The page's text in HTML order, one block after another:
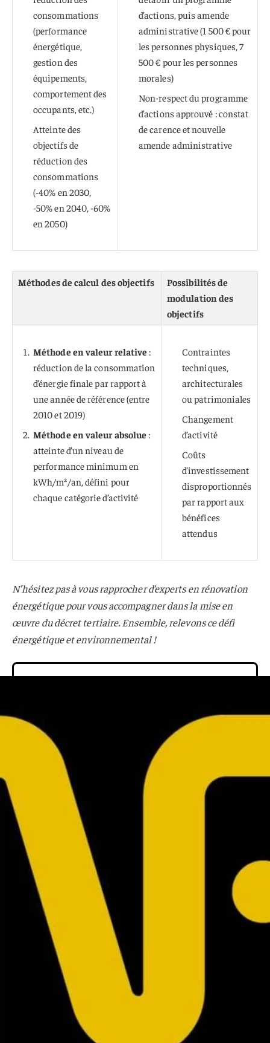
consommations
(performance
énergétique,
gestion des
équipements,
comportement des
occupants, etc.)
Atteinte des
objectifs de
réduction des
consommations
(-40% en 2030,
-50% en 2040, -60%
en 2050)
d’actions, puis amende
administrative (1 500 € pour
les personnes physiques, 7
500 € pour les personnes
morales)
Non-respect du programme
d’actions approuvé : constat
de carence et nouvelle
amende administrative
Méthodes de calcul des objectifs
Possibilités de
modulation des
objectifs
Méthode en valeur relative :
réduction de la consommation
d’énergie finale par rapport à
une année de référence (entre
2010 et 2019)
Méthode en valeur absolue :
atteinte d’un niveau de
performance minimum en
kWh/m²/an, défini pour
chaque catégorie d’activité
Contraintes
techniques,
architecturales
ou patrimoniales
Changement
d’activité
Coûts
d’investissement
disproportionnés
par rapport aux
bénéfices
attendus
N’hésitez pas à vous rapprocher d’experts en rénovation
énergétique pour vous accompagner dans la mise en
œuvre du décret tertiaire. Ensemble, relevons ce défi
énergétique et environnemental !